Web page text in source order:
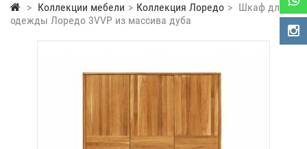
> Коллекции мебели > Коллекция Лоредо > Шкаф для
одежды Лоредо 3VVP из массива дуба